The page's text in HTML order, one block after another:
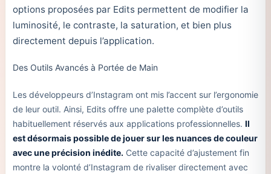
options proposées par Edits permettent de modifier la
luminosité, le contraste, la saturation, et bien plus
directement depuis l’application.
Des Outils Avancés à Portée de Main
Les développeurs d’Instagram ont mis l’accent sur l’ergonomie
de leur outil. Ainsi, Edits offre une palette complète d’outils
habituellement réservés aux applications professionnelles. Il
est désormais possible de jouer sur les nuances de couleur
avec une précision inédite. Cette capacité d’ajustement fin
montre la volonté d’Instagram de rivaliser directement avec